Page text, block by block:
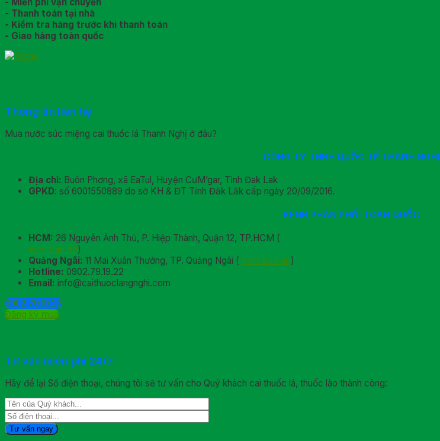
- Thanh toán tại nhà
- Kiểm tra hàng trước khi thanh toán
- Giao hàng toàn quốc
Thông tin liên hệ
Mua nước súc miệng cai thuốc lá Thanh Nghị ở đâu?
CÔNG TY TNHH QUỐC TẾ THANH NGHỊ
Địa chỉ: Buôn Phơng, xã EaTul, Huyện CưM’gar, Tỉnh Đak Lak
GPKD: số 6001550889 do sở KH & ĐT Tỉnh Đăk Lăk cấp ngày 20/09/2016.
KÊNH PHÂN PHỐI TOÀN QUỐC
HCM: 26 Nguyễn Ảnh Thủ, P. Hiệp Thành, Quận 12, TP.HCM (
xem bản đồ)
Quảng Ngãi: 11 Mai Xuân Thưởng, TP. Quảng Ngãi ( xem bản đồ)
Hotline: 0902.79.19.22
Email: info@caithuoclangnghi.com
0902.79.19.22
Đăng ký mua
Tư vấn miễn phí 24/7
Hãy để lại Số điện thoại, chúng tôi sẽ tư vấn cho Quý khách cai thuốc lá, thuốc lào thành công: